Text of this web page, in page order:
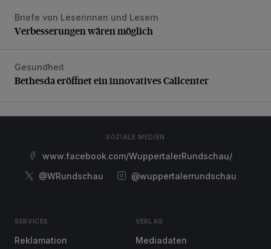
Verbesserungen wären möglich
Briefe von Leserinnen und Lesern
Verbesserungen wären möglich
Bethesda eröffnet ein innovatives Callcenter
Gesundheit
Bethesda eröffnet ein innovatives Callcenter
SOZIALE MEDIEN
www.facebook.com/WuppertalerRundschau/
@WRundschau
@wuppertalerrundschau
SERVICES
Reklamation
VERLAG
Mediadaten